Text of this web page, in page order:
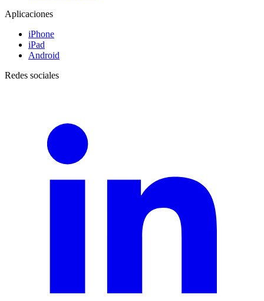
Aplicaciones
iPhone
iPad
Android
Redes sociales